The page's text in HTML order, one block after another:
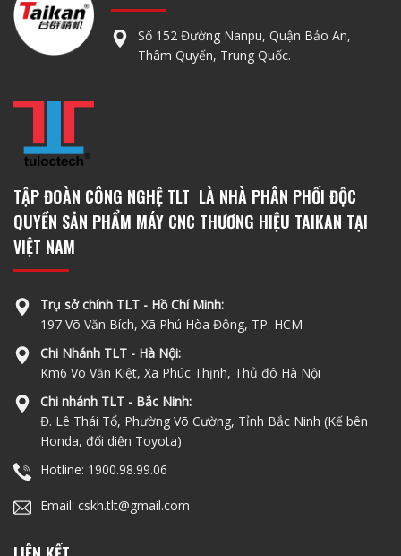
Số 152 Đường Nanpu, Quận Bảo An,
Thâm Quyến, Trung Quốc.
TẬP ĐOÀN CÔNG NGHỆ TLT LÀ NHÀ PHÂN PHỐI ĐỘC
QUYỀN SẢN PHẨM MÁY CNC THƯƠNG HIỆU TAIKAN TẠI
VIỆT NAM
Trụ sở chính TLT - Hồ Chí Minh:
197 Võ Văn Bích, Xã Phú Hòa Đông, TP. HCM
Chi Nhánh TLT - Hà Nội:
Km6 Võ Văn Kiệt, Xã Phúc Thịnh, Thủ đô Hà Nội
Chi nhánh TLT - Bắc Ninh:
Đ. Lê Thái Tổ, Phường Võ Cường, Tỉnh Bắc Ninh (Kế bên
Honda, đối diện Toyota)
Hotline: 1900.98.99.06
Email: cskh.tlt@gmail.com